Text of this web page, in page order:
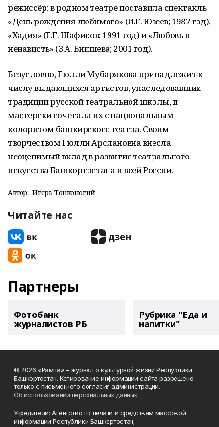
режиссёр: в родном театре поставила спектакль
«День рождения любимого» (И.Г. Юзеев; 1987 год),
«Хадия» (Г.Г. Шафиков; 1991 год) и «Любовь и
ненависть» (З.А. Биишева; 2001 год).
Безусловно, Гюлли Мубарякова принадлежит к
числу выдающихся артистов, унаследовавших
традиции русской театральной школы, и
мастерски сочетала их с национальным
колоритом башкирского театра. Своим
творчеством Гюлли Арслановна внесла
неоценимый вклад в развитие театрального
искусства Башкортостана и всей России.
Автор: Игорь Тонконогий
Читайте нас
Партнеры
Фотобанк
журналистов РБ
Рубрика "Еда и
напитки"
© 2026 «Рампа» – журнал о культурной жизни Республики
Башкортостан. Копирование информации сайта разрешено
только с письменного согласия администрации.
Об использовании персональных данных
Учредители: Агентство по печати и средствам массовой
информации Республики Башкортостан;